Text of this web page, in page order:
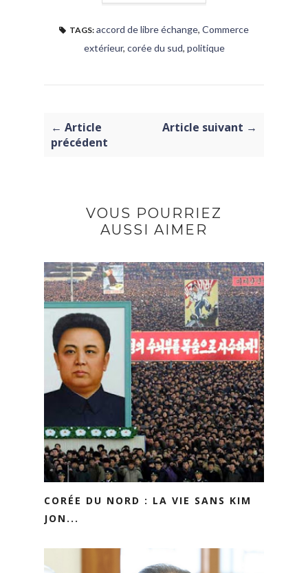
TAGS: accord de libre échange, Commerce
extérieur, corée du sud, politique
← Article
précédent
Article suivant →
VOUS POURRIEZ
AUSSI AIMER
CORÉE DU NORD : LA VIE SANS KIM
JON...